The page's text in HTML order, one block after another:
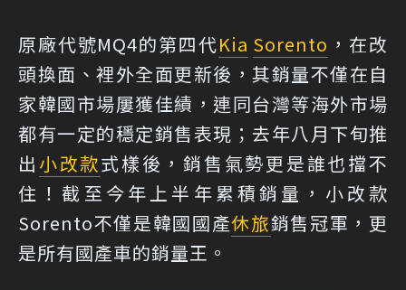
原廠代號MQ4的第四代Kia Sorento ，在改
頭換面、裡外全面更新後，其銷量不僅在自
家韓國市場屢獲佳績，連同台灣等海外市場
都有一定的穩定銷售表現；去年八月下旬推
出 小改款式樣後，銷售氣勢更是誰也擋不
住！截至今年上半年累積銷量，小改款
Sorento不僅是韓國國產休旅銷售冠軍，更
是所有國產車的銷量王。